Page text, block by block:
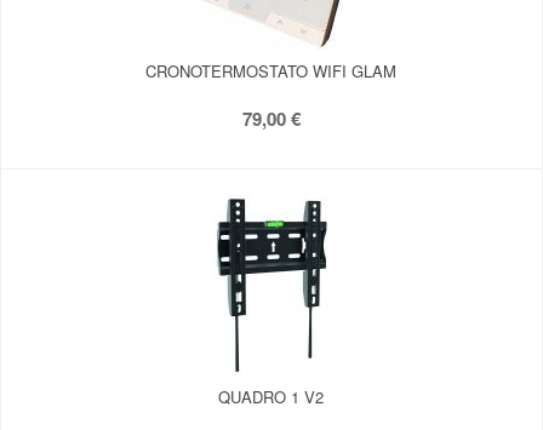
CRONOTERMOSTATO WIFI GLAM
79,00 €
QUADRO 1 V2